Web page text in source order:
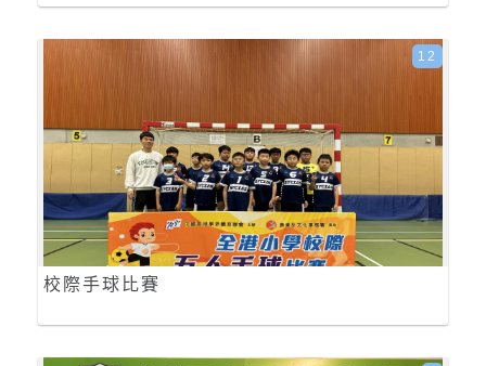
校際手球比賽
12